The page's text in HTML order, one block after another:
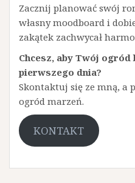
Zacznij planować swój
własny moodboard i
zakątek zachwycał
Chcesz, aby Twój ogród
pierwszego dnia?
Skontaktuj się ze mną, a
ogród marzeń.
KONTAKT